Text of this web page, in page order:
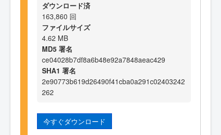
ダウンロード済
163,860 回
ファイルサイズ
4.62 MB
MD5 署名
ce04028b7df8a6b48e92a7848aeac429
SHA1 署名
2e90773b619d26490f41cba0a291c02403242
262
今すぐダウンロード